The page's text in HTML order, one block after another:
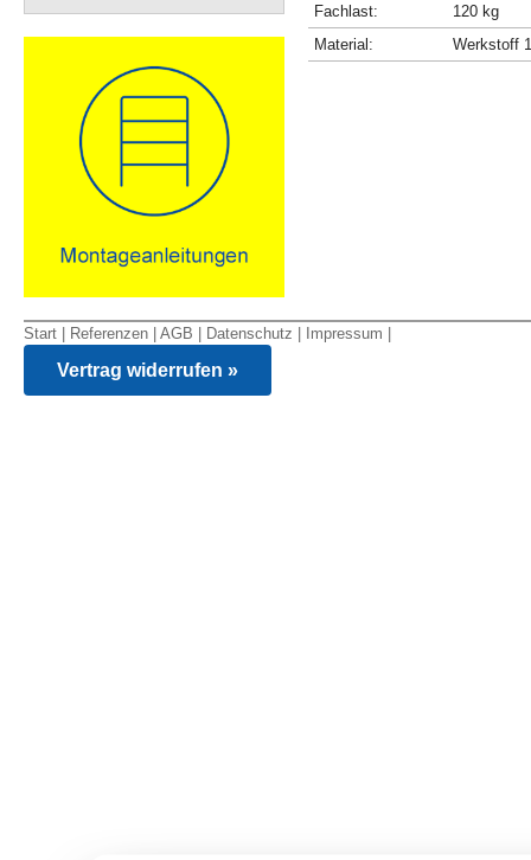
Fachlast:
120 kg
Material:
Werkstoff
Start Referenzen AGB Datenschutz Impressum
Vertrag widerrufen »